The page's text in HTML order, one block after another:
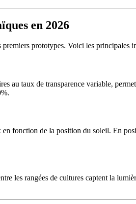
en 2026
prototypes. Voici les principales
au taux de transparence variable,
en fonction de la position du soleil. En
les rangées de cultures captent la